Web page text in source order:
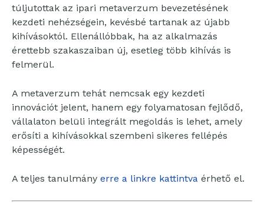
túljutottak az ipari metaverzum bevezetésének
kezdeti nehézségein, kevésbé tartanak az újabb
kihívásoktól. Ellenállóbbak, ha az alkalmazás
érettebb szakaszaiban új, esetleg több kihívás is
felmerül.
A metaverzum tehát nemcsak egy kezdeti
innovációt jelent, hanem egy folyamatosan fejlődő,
vállalaton belüli integrált megoldás is lehet, amely
erősíti a kihívásokkal szembeni sikeres fellépés
képességét.
A teljes tanulmány erre a linkre kattintva érhető el.